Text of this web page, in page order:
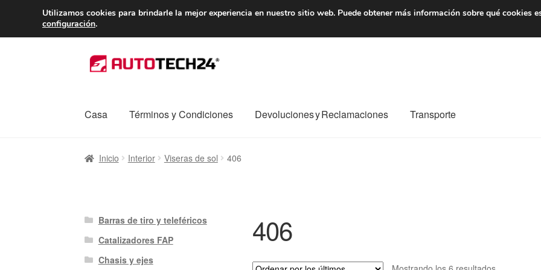
ENTREGA desde 7 EUR De lunes a viernes
Ir
a
Ir
al
Casa Términos y Condiciones Devoluciones y Reclamaciones Transporte
InicioCaja registradoraCarro Contacto
Inicio Interior Viseras de sol 406
406
Ordenado
Barras de tiro y teleféricos
Catalizadores FAP
Chasis y ejes
Utilizamos cookies para brindarle la mejor experiencia en nuestro sitio web. Puede obtener más información sobre qué cookies
configuración.